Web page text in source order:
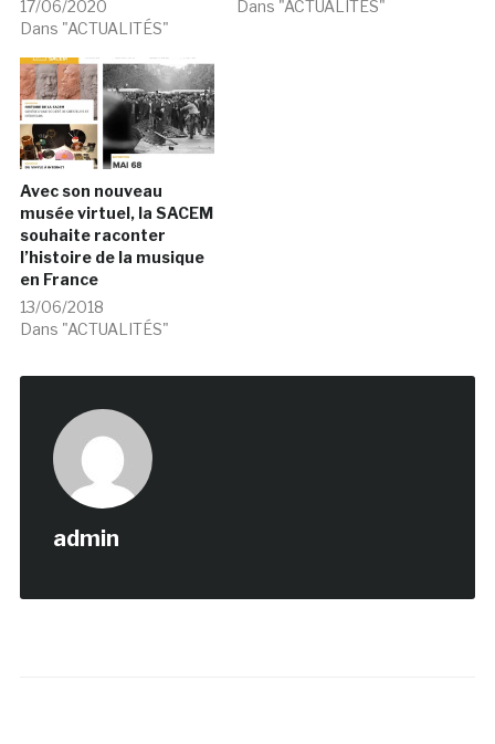
17/06/2020
Dans "ACTUALITÉS"
Dans "ACTUALITÉS"
Avec son nouveau
musée virtuel, la SACEM
souhaite raconter
l’histoire de la musique
en France
13/06/2018
Dans "ACTUALITÉS"
admin